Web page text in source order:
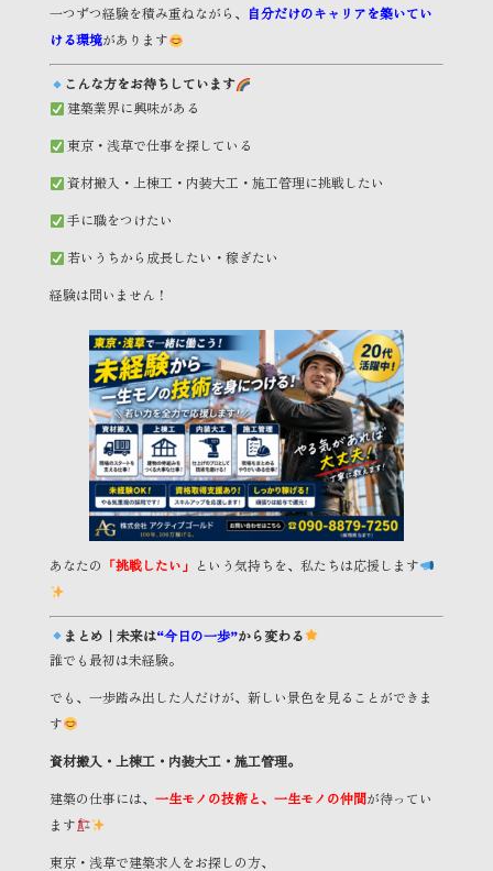
一つずつ経験を積み重ねながら、 自分だけのキャリアを築いてい
ける環境があります
こんな方をお待ちしています
建築業界に興味がある
東京・浅草で仕事を探している
資材搬入・上棟工・内装大工・施工管理に挑戦したい
手に職をつけたい
若いうちから成長したい・稼ぎたい
経験は問いません！
あなたの 「挑戦したい」 という気持ちを、私たちは応援します
まとめ｜未来は“今日の一歩”から変わる
誰でも最初は未経験。
でも、一歩踏み出した人だけが、新しい景色を見ることができま
す
資材搬入・上棟工・内装大工・施工管理。
建築の仕事には、 一生モノの技術と、一生モノの仲間が待ってい
ます
東京・浅草で建築求人をお探しの方、